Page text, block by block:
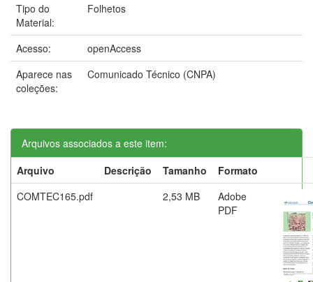
Tipo do
Material:
Folhetos
Acesso:
openAccess
Aparece nas
coleções:
Comunicado Técnico (CNPA)
Arquivos associados a este item:
Arquivo
Descrição Tamanho
Formato
COMTEC165.pdf
2,53 MB
Adobe
PDF